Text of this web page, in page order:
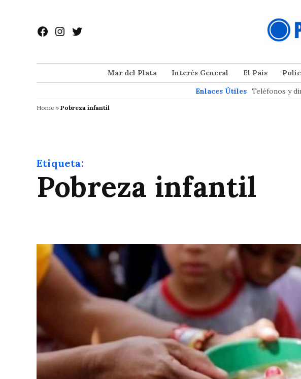
contenido
Facebook
Instagram
Twitter
Mar del Plata Interés General El País
Enlaces Útiles Teléfonos y
Home » Pobreza infantil
Etiqueta:
Pobreza infantil